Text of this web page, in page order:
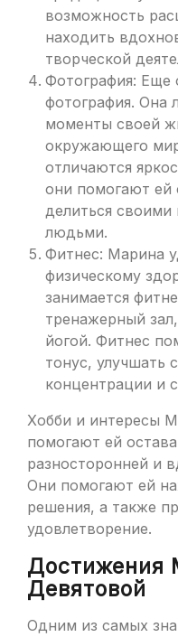
возможность
находить
творческой
Фотография:
фотография. Она
моменты своей
окружающего
отличаются
они помогают ей
делиться своими
людьми.
Фитнес: Марина
физическому
занимается
тренажерный
йогой. Фитнес
тонус, улучшать
концентрации и
Хобби и интересы
помогают ей
разносторонней и
Они помогают ей
решения, а также
удовлетворение.
Достижения
Девятовой
Одним из самых